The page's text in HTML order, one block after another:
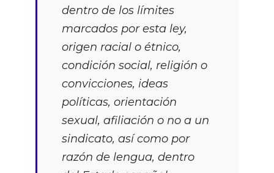
dentro de los límites
marcados por esta ley,
origen racial o étnico,
condición social, religión o
convicciones, ideas
políticas, orientación
sexual, afiliación o no a un
sindicato, así como por
razón de lengua, dentro